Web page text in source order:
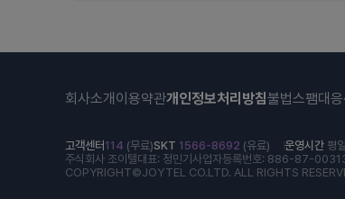
회사소개 이용약관개인정보처리방침불법스팸대응
고객센터 114 (무료)SKT 1566-8692 (유료) 운영시간 평
주식회사 조이텔대표: 정민기 사업자등록번호: 886-87-
COPYRIGHT©JOYTEL CO.LTD. ALL RIGHTS